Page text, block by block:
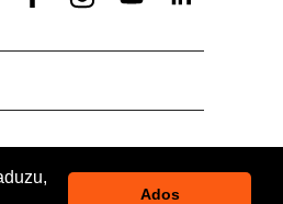
Ados